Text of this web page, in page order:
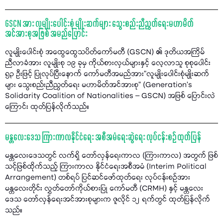
GSCN အား လူမျိုးပေါင်းစုံ မျိုးဆက်များ သွေးစည်းညီညွတ်ရေးမဟာမိတ်
အင်အားစုအဖြစ် အမည်ပြောင်း
လူမျိုးပေါင်းစုံ အထွေထွေသပိတ်ကော်မတီ (GSCN) ၏ ဒုတိယအကြိမ်
ညီလာခံအား လူမျိုးစု ၁၉ ခုမှ ကိုယ်စားလှယ်များနှင့် လေ့လာသူ စုစုပေါင်း
၅၃ ဦးဖြင့် ပြုလုပ်ပြီးနောက် ကော်မတီအမည်အား"လူမျိုးပေါင်းစုံမျိုးဆက်
များ သွေးစည်းညီညွတ်ရေး မဟာမိတ်အင်အားစု" (Generation’s
Solidarity Coalition of Nationalities – GSCN) အဖြစ် ပြောင်းလဲ
ကြောင်း ထုတ်ပြန်လိုက်သည်။
မန္တလေးဒေသ ကြားကာလနိုင်ငံရေး အစီအမံရေးဆွဲရေး လုပ်ငန်းစဉ် ထုတ်ပြန်
မန္တလေးဒေသတွင် လက်ရှိ တော်လှန်ရေးကာလ (ကြားကာလ) အတွက် ဖြစ်
သင့်ဖြစ်ထိုက်သည့် ကြားကာလ နိုင်ငံရေးအစီအမံ (Interim Political
Arrangement) တစ်ရပ် ပြင်ဆင်ဖော်ထုတ်ရေး လုပ်ငန်းစဉ်အား
မန္တလေးတိုင်း လွှတ်တော်ကိုယ်စားပြု ကော်မတီ (CRMH) နှင့် မန္တလေး
ဒေသ တော်လှန်ရေးအင်အားစုများက ဇူလိုင် ၁၂ ရက်တွင် ထုတ်ပြန်လိုက်
သည်။